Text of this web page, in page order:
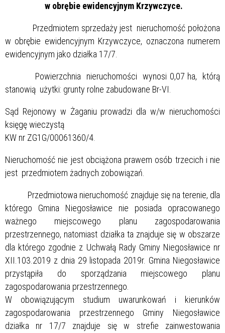
w obrębie ewidencyjnym Krzywczyce.
Przedmiotem sprzedaży jest nieruchomość położona
w obrębie ewidencyjnym Krzywczyce, oznaczona numerem
ewidencyjnym jako działka 17/7.
Powierzchnia nieruchomości wynosi 0,07 ha, którą
stanowią użytki: grunty rolne zabudowane Br-VI.
Sąd Rejonowy w Żaganiu prowadzi dla w/w nieruchomości
księgę wieczystą
KW nr ZG1G/00061360/4.
Nieruchomość nie jest obciążona prawem osób trzecich i nie
jest przedmiotem żadnych zobowiązań.
Przedmiotowa nieruchomość znajduje się na terenie, dla
którego Gmina Niegosławice nie posiada opracowanego
ważnego miejscowego planu zagospodarowania
przestrzennego, natomiast działka ta znajduje się w obszarze
dla którego zgodnie z Uchwałą Rady Gminy Niegosławice nr
XII.103.2019 z dnia 29 listopada 2019r. Gmina Niegosławice
przystąpiła do sporządzania miejscowego planu
zagospodarowania przestrzennego.
W obowiązującym studium uwarunkowań i kierunków
zagospodarowania przestrzennego Gminy Niegosławice
działka nr 17/7 znajduje się w strefie zainwestowania